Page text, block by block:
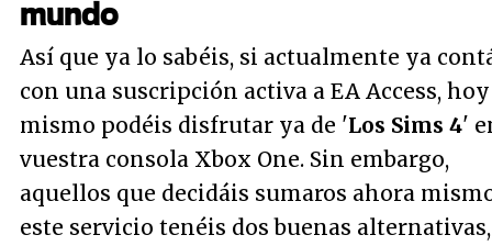
mundo
Así que ya lo sabéis, si actualmente ya
con una suscripción activa a EA Access, hoy
mismo podéis disfrutar ya de 'Los Sims 4'
vuestra consola Xbox One. Sin embargo,
aquellos que decidáis sumaros ahora
este servicio tenéis dos buenas